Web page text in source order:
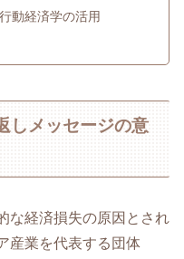
動経済学の活用
しメッセージの意
な経済損失の原因とされ
産業を代表する団体